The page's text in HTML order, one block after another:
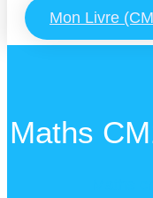
Mon Livre
Maths